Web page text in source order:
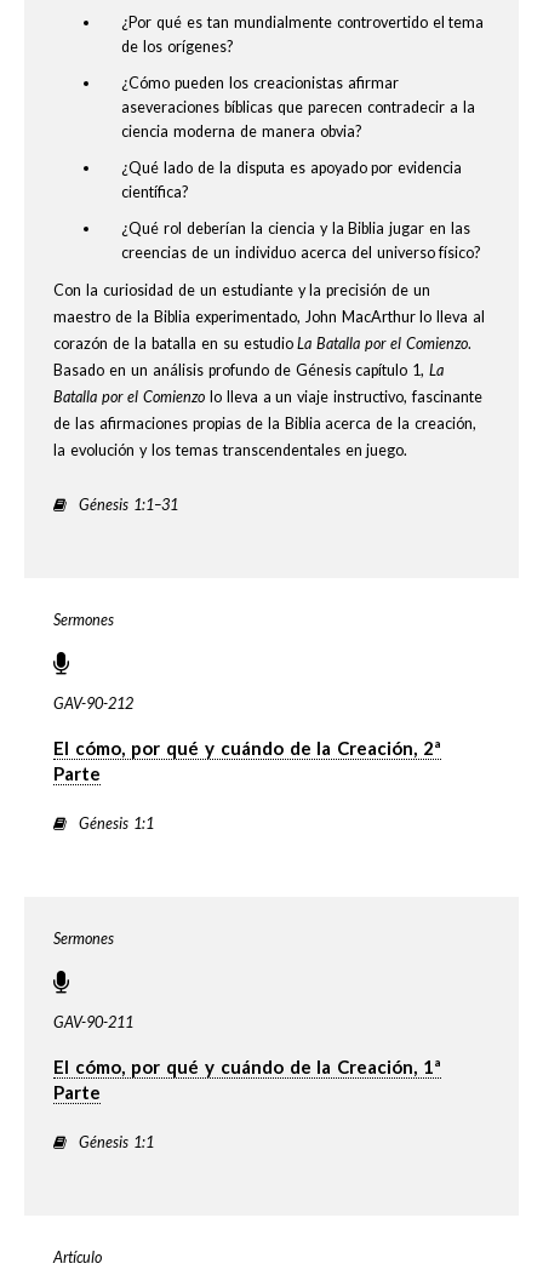
¿Por qué es tan mundialmente controvertido el tema
de los orígenes?
¿Cómo pueden los creacionistas afirmar
aseveraciones bíblicas que parecen contradecir a la
ciencia moderna de manera obvia?
¿Qué lado de la disputa es apoyado por evidencia
científica?
¿Qué rol deberían la ciencia y la Biblia jugar en las
creencias de un individuo acerca del universo físico?
Con la curiosidad de un estudiante y la precisión de un
maestro de la Biblia experimentado, John MacArthur lo lleva al
corazón de la batalla en su estudioLa Batalla por el Comienzo.
Basado en un análisis profundo de Génesis capítulo 1,La
Batalla por el Comienzo lo lleva a un viaje instructivo, fascinante
de las afirmaciones propias de la Biblia acerca de la creación,
la evolución y los temas transcendentales en juego.
Génesis 1:1–31
Sermones
GAV-90-212
El cómo, por qué y cuándo de la Creación, 2ª
Parte
Génesis 1:1
Sermones
GAV-90-211
El cómo, por qué y cuándo de la Creación, 1ª
Parte
Génesis 1:1
Artículo